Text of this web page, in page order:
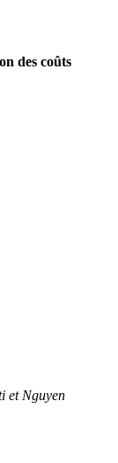
des coûts
et Nguyen